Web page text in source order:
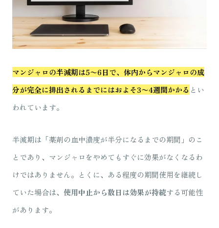
マンジャロの半減期は5〜6日で、体内からマンジャロの成
分が完全に排出されるまでにはおよそ3〜4週間かかる とい
われています。
半減期は「薬剤の血中濃度が半分になるまでの期間」のこ
とであり、マンジャロをやめてもすぐに効果がなくなるわ
けではありません。とくに、ある程度の期間使用を継続し
ていた場合は、 使用中止から数日は効果が持続する可能性
があります。